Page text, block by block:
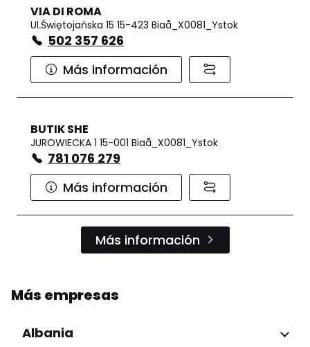
VIA DI ROMA
Ul.Świętojańska 15 15-423 Biaå_X0081_Ystok
502 357 626
Más información
BUTIK SHE
JUROWIECKA 1 15-001 Biaå_X0081_Ystok
781 076 279
Más información
Más información
Más empresas
Albania